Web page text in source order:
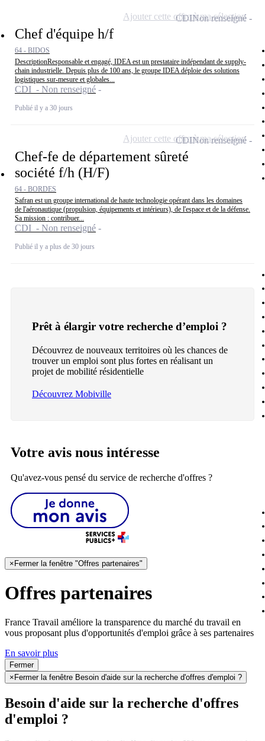
Chef d'équipe h/f
64 - BIDOS
DescriptionResponsable et engagé, IDEA est un prestataire indépendant de supply-
chain industrielle. Depuis plus de 100 ans, le groupe IDEA déploie des solutions
logistiques sur-mesure et globales...
CDI - Non renseigné
Publié il y a 30 jours
CDINon renseigné
Ajouter cette offre à ma sélection
Chef-fe de département sûreté
société f/h (H/F)
64 - BORDES
Safran est un groupe international de haute technologie opérant dans les domaines
de l'aéronautique (propulsion, équipements et intérieurs), de l'espace et de la défense.
Sa mission : contribuer...
CDI - Non renseigné
Publié il y a plus de 30 jours
CDINon renseigné
Ajouter cette offre à ma sélection
Prêt à élargir votre recherche d’emploi ?
Découvrez de nouveaux territoires où les chances de
trouver un emploi sont plus fortes en réalisant un
projet de mobilité résidentielle
Découvrez Mobiville
Votre avis nous intéresse
Qu'avez-vous pensé du service de recherche d'offres ?
× Fermer la fenêtre "Offres partenaires"
Offres partenaires
France Travail améliore la transparence du marché du travail en
vous proposant plus d'opportunités d'emploi grâce à ses partenaires
En savoir plus
Fermer
× Fermer la fenêtre Besoin d'aide sur la recherche d'offres d'emploi ?
Besoin d'aide sur la recherche d'offres
d'emploi ?